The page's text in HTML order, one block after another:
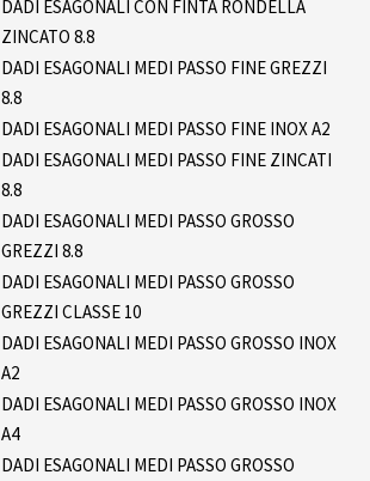
DADI ESAGONALI CON FINTA RONDELLA
ZINCATO 8.8
DADI ESAGONALI MEDI PASSO FINE GREZZI
8.8
DADI ESAGONALI MEDI PASSO FINE INOX A2
DADI ESAGONALI MEDI PASSO FINE ZINCATI
8.8
DADI ESAGONALI MEDI PASSO GROSSO
GREZZI 8.8
DADI ESAGONALI MEDI PASSO GROSSO
GREZZI CLASSE 10
DADI ESAGONALI MEDI PASSO GROSSO INOX
A2
DADI ESAGONALI MEDI PASSO GROSSO INOX
A4
DADI ESAGONALI MEDI PASSO GROSSO